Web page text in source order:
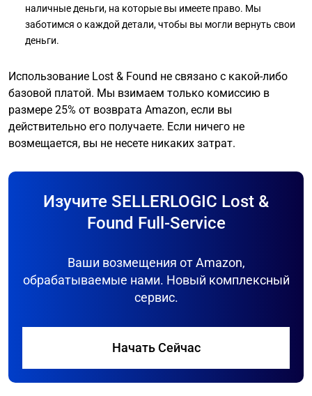
наличные деньги, на которые вы имеете право. Мы
заботимся о каждой детали, чтобы вы могли вернуть свои
деньги.
Использование Lost & Found не связано с какой-либо
базовой платой. Мы взимаем только комиссию в
размере 25% от возврата Amazon, если вы
действительно его получаете. Если ничего не
возмещается, вы не несете никаких затрат.
Изучите SELLERLOGIC Lost &
Found Full-Service
Ваши возмещения от Amazon,
обрабатываемые нами. Новый комплексный
сервис.
Начать Сейчас